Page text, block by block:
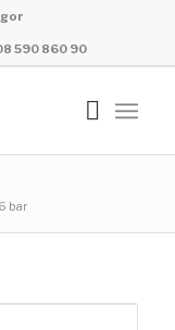
590 860 90
bar